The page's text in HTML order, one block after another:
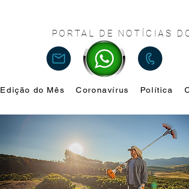
PORTAL DE NOTÍCIAS
Edição do Mês Coronavírus Política